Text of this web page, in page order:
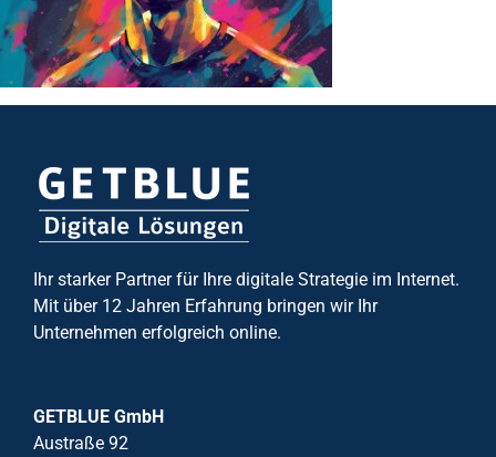
Ihr starker Partner für Ihre digitale Strategie im Internet.
Mit über 12 Jahren Erfahrung bringen wir Ihr
Unternehmen erfolgreich online.
GETBLUE GmbH
Austraße 92